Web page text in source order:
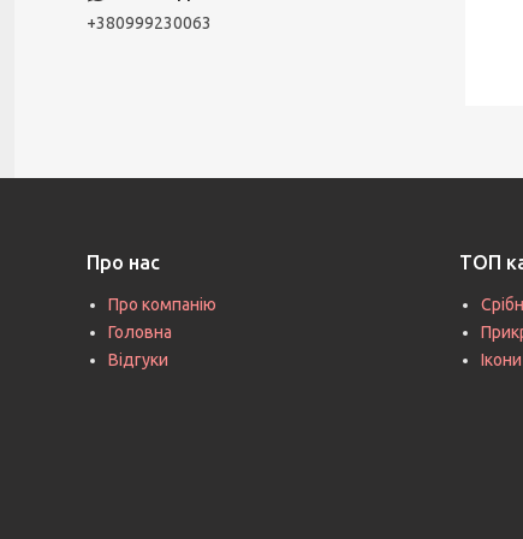
+380999230063
Про нас
Про компанію
Головна
Відгуки
ТОП
Ікони